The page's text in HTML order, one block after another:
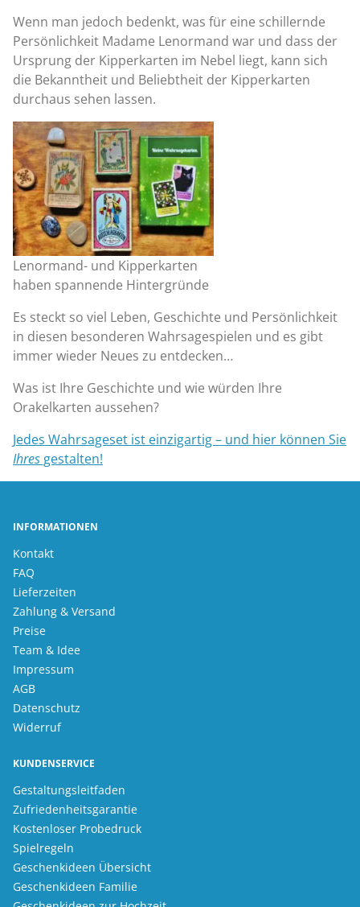
Wenn man jedoch bedenkt, was für eine schillernde
Persönlichkeit Madame Lenormand war und dass der
Ursprung der Kipperkarten im Nebel liegt, kann sich
die Bekanntheit und Beliebtheit der Kipperkarten
durchaus sehen lassen.
Lenormand- und Kipperkarten
haben spannende Hintergründe
Es steckt so viel Leben, Geschichte und Persönlichkeit
in diesen besonderen Wahrsagespielen und es gibt
immer wieder Neues zu entdecken…
Was ist Ihre Geschichte und wie würden Ihre
Orakelkarten aussehen?
Jedes Wahrsageset ist einzigartig – und hier können Sie
Ihres gestalten!
INFORMATIONEN
Kontakt
FAQ
Lieferzeiten
Zahlung & Versand
Preise
Team & Idee
Impressum
AGB
Datenschutz
Widerruf
KUNDENSERVICE
Gestaltungsleitfaden
Zufriedenheitsgarantie
Kostenloser Probedruck
Spielregeln
Geschenkideen Übersicht
Geschenkideen Familie